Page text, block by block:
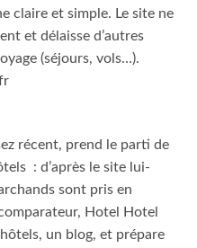
claire et simple. Le site ne
et délaisse d’autres
(séjours, vols…).
récent, prend le parti de
: d’après le site lui-
sont pris en
Hotel Hotel
un blog, et prépare